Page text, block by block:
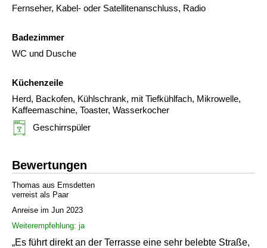
Fernseher, Kabel- oder Satellitenanschluss, Radio
Badezimmer
WC und Dusche
Küchenzeile
Herd, Backofen, Kühlschrank, mit Tiefkühlfach, Mikrowelle,
Kaffeemaschine, Toaster, Wasserkocher
Geschirrspüler
Bewertungen
Thomas aus Emsdetten
verreist als Paar
Anreise im Jun 2023
Weiterempfehlung: ja
„Es führt direkt an der Terrasse eine sehr belebte Straße,